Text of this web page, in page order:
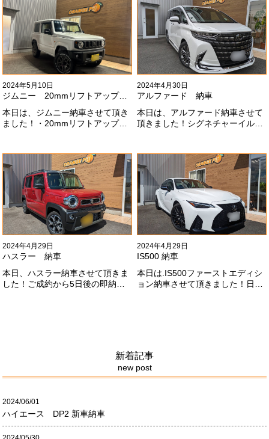
とうございます#x1f60a;
ませんね。。今後とも宜しくお願
いします！
2024年5月10日
ジムニー 20mmリフトアップ納車
本日は、ジムニー納車させて頂き
ました！・20mmリフトアップ・
させて頂きました！！弊社で、短
期間に何台もご注文ありがどうご
ざいます！！これからもよろしく
お願いします
#x1f647;#x200d;#x2640;#xfe0f;
2024年4月30日
アルファード 納車
本日は、アルファード納車させて
頂きました！シグネチャーイル
よろしくお願いします
#x1f647;#x200d;#x2640;#xfe0f;
2024年4月29日
ハスラー 納車
本日、ハスラー納車させて頂きま
した！ご成約から5日後の即納車
2024年4月29日
IS500 納車
本日は.IS500ファーストエディシ
ョン納車させて頂きました！日本
絡ください！
新着記事
new post
2024/06/01
ハイエース DP2 新車納車